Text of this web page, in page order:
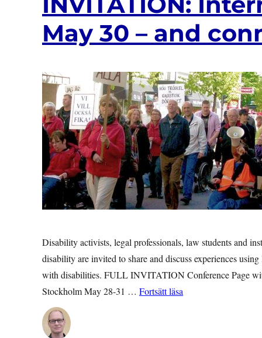
May 30 – and
Disability activists, legal professionals, law students and
disability are invited to share and discuss experiences
with disabilities. FULL INVITATION Conference Page
Stockholm May 28-31 … Fortsätt läsa